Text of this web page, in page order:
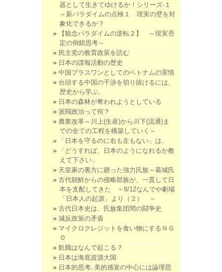
器として生きてゆけるか！シリーズ-１
～新パラダイムの点検１ 現実の壁を対
象化できるか？
【観念パラダイムの逆転２】 ～現実否
定の倒錯思考～
民主党の教育政策を読む
日本の諜報活動の歴史
中国プラスワンとしてのベトナムの実情
台頭する中国の干渉を切り抜けるには、
歴史から学ぶ。
日本の森林が奪われようとしている
派閥政治って何？
農業改革～川上(生産)から川下(流通)ま
での全ての工程を構築していく～
「日本を守るのに右も左もない」は、
「どうすれば、日本のようになれるか教
えて下さい」
天皇家の裏方に廻った強力氏族～葛城氏
古代朝鮮からの侵略部族が、一貫して日
本を支配してきた ～8/12なんでや劇場
「日本人の起源」より（２） ～
古代日本史は、氏族集団間の闘争史
減反政策の矛盾
マイクロクレジットを食い物にするＮＧ
Ｏ
飢餓はなんで起こる？
日本は海底資源大国
日本的思考､美的感覚の中心には論理思